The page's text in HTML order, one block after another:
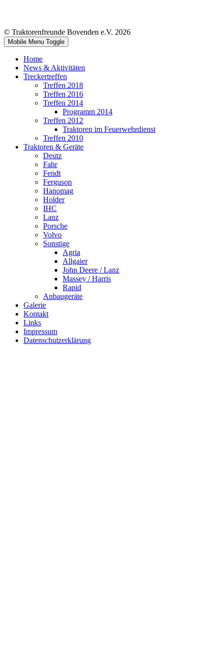
© Traktorenfreunde Bovenden e.V. 2026
Mobile Menu Toggle
Home
News & Aktivitäten
Treckertreffen
Treffen 2018
Treffen 2016
Treffen 2014
Programm 2014
Treffen 2012
Traktoren im Feuerwehrdienst
Treffen 2010
Traktoren & Geräte
Deutz
Fahr
Fendt
Ferguson
Hanomag
Holder
IHC
Lanz
Porsche
Volvo
Sonstige
Agria
Allgaier
John Deere / Lanz
Massey / Harris
Rapid
Anbaugeräte
Galerie
Kontakt
Links
Impressum
Datenschutzerklärung